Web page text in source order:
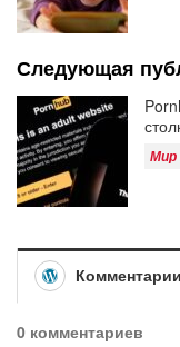
Следующая
Мир
Комментарии
0 комментариев